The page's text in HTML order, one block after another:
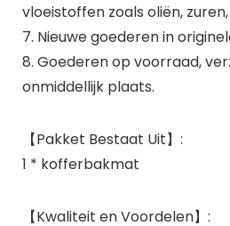
vloeistoffen zoals oliën,
7. Nieuwe goederen in
8. Goederen op voorraad,
onmiddellijk plaats.
【Pakket Bestaat Uit】:
1 * kofferbakmat
【Kwaliteit en Voordelen】: